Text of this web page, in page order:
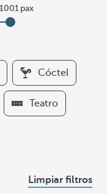
Cóctel
Teatro
Limpiar filtros